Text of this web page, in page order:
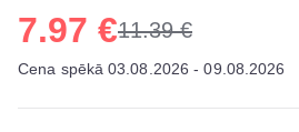
7.97 €11.39 €
Cena spēkā 03.08.2026 - 09.08.2026